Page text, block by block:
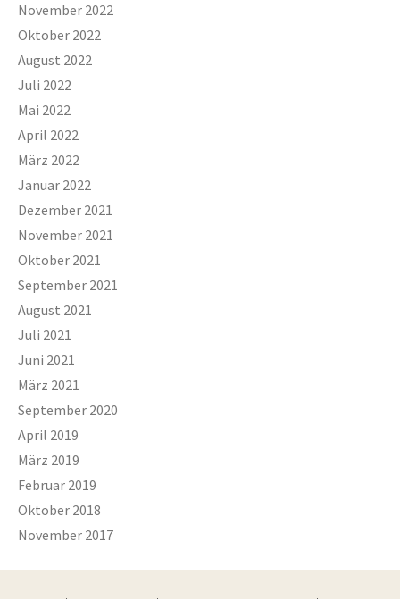
November 2022
Oktober 2022
August 2022
Juli 2022
Mai 2022
April 2022
März 2022
Januar 2022
Dezember 2021
November 2021
Oktober 2021
September 2021
August 2021
Juli 2021
Juni 2021
März 2021
September 2020
April 2019
März 2019
Februar 2019
Oktober 2018
November 2017